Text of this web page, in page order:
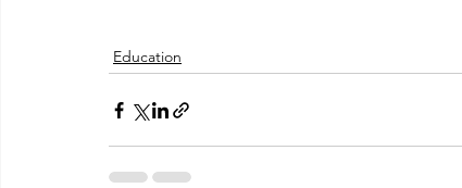
Education